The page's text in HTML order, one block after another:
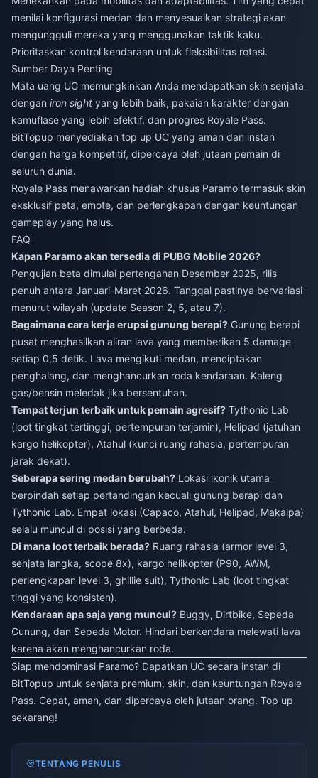
menilai konfigurasi medan dan menyesuaikan strategi akan
mengungguli mereka yang menggunakan taktik kaku.
Prioritaskan kontrol kendaraan untuk fleksibilitas rotasi.
Sumber Daya Penting
Mata uang UC memungkinkan Anda mendapatkan skin senjata
dengan iron sight yang lebih baik, pakaian karakter dengan
kamuflase yang lebih efektif, dan progres Royale Pass.
BitTopup menyediakan top up UC yang aman dan instan
dengan harga kompetitif, dipercaya oleh jutaan pemain di
seluruh dunia.
Royale Pass menawarkan hadiah khusus Paramo termasuk skin
eksklusif peta, emote, dan perlengkapan dengan keuntungan
gameplay yang halus.
FAQ
Kapan Paramo akan tersedia di PUBG Mobile 2026?
Pengujian beta dimulai pertengahan Desember 2025, rilis
penuh antara Januari-Maret 2026. Tanggal pastinya bervariasi
menurut wilayah (update Season 2, 5, atau 7).
Bagaimana cara kerja erupsi gunung berapi? Gunung berapi
pusat menghasilkan aliran lava yang memberikan 5 damage
setiap 0,5 detik. Lava mengikuti medan, menciptakan
penghalang, dan menghancurkan roda kendaraan. Kaleng
gas/bensin meledak jika bersentuhan.
Tempat terjun terbaik untuk pemain agresif? Tythonic Lab
(loot tingkat tertinggi, pertempuran terjamin), Helipad (jatuhan
kargo helikopter), Atahul (kunci ruang rahasia, pertempuran
jarak dekat).
Seberapa sering medan berubah? Lokasi ikonik utama
berpindah setiap pertandingan kecuali gunung berapi dan
Tythonic Lab. Empat lokasi (Capaco, Atahul, Helipad, Makalpa)
selalu muncul di posisi yang berbeda.
Di mana loot terbaik berada? Ruang rahasia (armor level 3,
senjata langka, scope 8x), kargo helikopter (P90, AWM,
perlengkapan level 3, ghillie suit), Tythonic Lab (loot tingkat
tinggi yang konsisten).
Kendaraan apa saja yang muncul? Buggy, Dirtbike, Sepeda
Gunung, dan Sepeda Motor. Hindari berkendara melewati lava
karena akan menghancurkan roda.
Siap mendominasi Paramo? Dapatkan UC secara instan di
BitTopup untuk senjata premium, skin, dan keuntungan Royale
Pass. Cepat, aman, dan dipercaya oleh jutaan orang. Top up
sekarang!
TENTANG PENULIS